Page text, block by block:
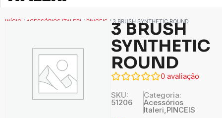
INÍCIO / ACESSÓRIOS ITALERI / PINCEIS / 3 BRUSH SYNTHETIC ROUND
3 BRUSH
SYNTHETIC
ROUND
0 avaliação
SKU:
51206
Categoria:
Acessórios
Italeri,PINCEIS